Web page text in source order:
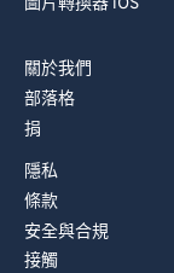
圖片轉換器 iOS
關於我們
部落格
捐
隱私
條款
安全與合規
接觸